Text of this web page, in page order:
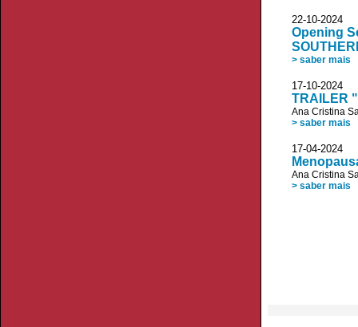
22-10-
Opening
> saber mais
17-10-
TRAILER
Ana Cristina
> saber mais
17-04-
Ana Cristina
> saber mais